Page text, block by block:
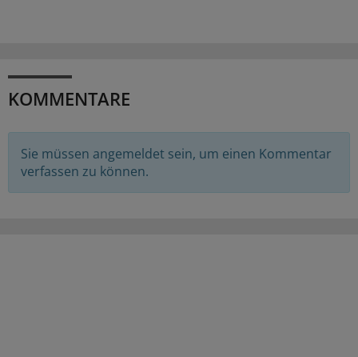
KOMMENTARE
Sie müssen angemeldet sein, um einen Kommentar
verfassen zu können.